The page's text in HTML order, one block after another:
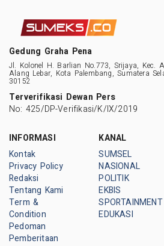
Gedung Graha Pena
Jl. Kolonel H. Barlian No.773, Srijaya, Kec.
Alang Lebar, Kota Palembang, Sumatera
30152
Terverifikasi Dewan Pers
No: 425/DP-Verifikasi/K/IX/2019
INFORMASI
Kontak
Privacy Policy
Redaksi
Tentang Kami
Term &
Condition
Pedoman
Pemberitaan
KANAL
SUMSEL
NASIONAL
POLITIK
EKBIS
SPORTAINMENT
EDUKASI